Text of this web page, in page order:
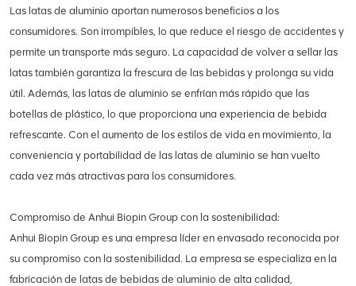
Las latas de aluminio aportan numerosos beneficios a los
consumidores. Son irrompibles, lo que reduce el riesgo de accidentes y
permite un transporte más seguro. La capacidad de volver a sellar las
latas también garantiza la frescura de las bebidas y prolonga su vida
útil. Además, las latas de aluminio se enfrían más rápido que las
botellas de plástico, lo que proporciona una experiencia de bebida
refrescante. Con el aumento de los estilos de vida en movimiento, la
conveniencia y portabilidad de las latas de aluminio se han vuelto
cada vez más atractivas para los consumidores.
Compromiso de Anhui Biopin Group con la sostenibilidad:
Anhui Biopin Group es una empresa líder en envasado reconocida por
su compromiso con la sostenibilidad. La empresa se especializa en la
fabricación de latas de bebidas de aluminio de alta calidad,